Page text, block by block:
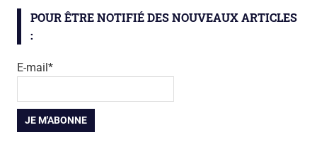
POUR ÊTRE NOTIFIÉ DES NOUVEAUX ARTICLES
:
E-mail*